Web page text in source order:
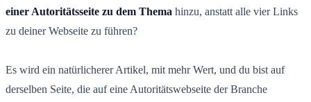
einer Autoritätsseite zu dem Thema hinzu, anstatt alle vier Links
zu deiner Webseite zu führen?
Es wird ein natürlicherer Artikel, mit mehr Wert, und du bist auf
derselben Seite, die auf eine Autoritätswebseite der Branche